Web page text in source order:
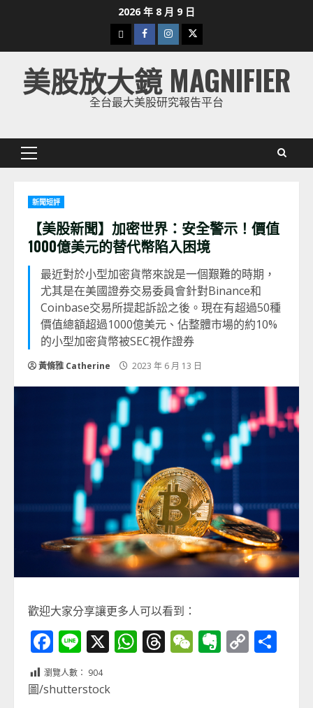
2026 年 8 月 9 日
下
載
美
股
Facebook
Instagram
Twitter
美股放大鏡 MAGNIFIER
全台最大美股研究報告平台
Primary
新聞短評
【美股新聞】加密世界：安全警示！價值
1000億美元的替代幣陷入困境
最近對於小型加密貨幣來說是一個艱難的時期，
尤其是在美國證券交易委員會針對Binance和
Coinbase交易所提起訴訟之後。現在有超過50種
價值總額超過1000億美元、佔整體市場的約10%
的小型加密貨幣被SEC視作證券
黃脩雅 Catherine 2023 年 6 月 13 日
歡迎大家分享讓更多人可以看到：
Facebook
Line
X WhatsApp
Threads
WeChat
Evernote
Copy
Link
瀏覽人數： 904
圖/shutterstock